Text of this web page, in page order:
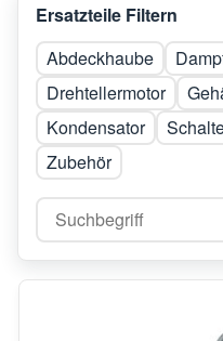
Ersatzteile Filtern
Abdeckhaube
Drehtellermotor
Kondensator
Zubehör